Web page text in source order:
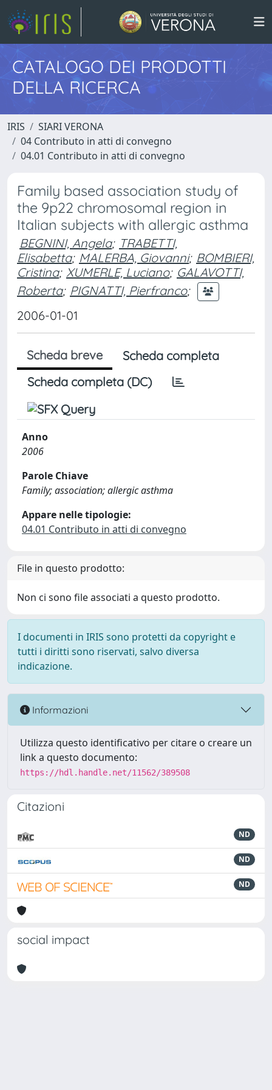
CATALOGO DEI PRODOTTI
DELLA RICERCA
IRIS
SIARI VERONA
04 Contributo in atti di convegno
04.01 Contributo in atti di convegno
Family based association study of
the 9p22 chromosomal region in
Italian subjects with allergic asthma
BEGNINI, Angela; TRABETTI,
Elisabetta; MALERBA, Giovanni; BOMBIERI,
Cristina; XUMERLE, Luciano; GALAVOTTI,
Roberta; PIGNATTI, Pierfranco;
2006-01-01
Scheda breve
Scheda completa
Scheda completa (DC)
Anno
2006
Parole Chiave
Family; association; allergic asthma
Appare nelle tipologie:
04.01 Contributo in atti di convegno
File in questo prodotto:
Non ci sono file associati a questo prodotto.
I documenti in IRIS sono protetti da copyright e
tutti i diritti sono riservati, salvo diversa
indicazione.
Informazioni
Utilizza questo identificativo per citare o creare un
link a questo documento:
https://hdl.handle.net/11562/389508
Citazioni
ND
ND
ND
social impact